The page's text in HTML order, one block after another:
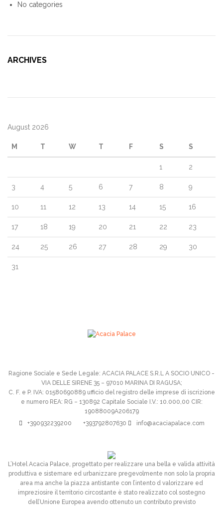
No categories
ARCHIVES
August 2026
M T W T F S S
1 2
3 4 5 6 7 8 9
10 11 12 13 14 15 16
17 18 19 20 21 22 23
24 25 26 27 28 29 30
31
Ragione Sociale e Sede Legale: ACACIA PALACE S.R.L A SOCIO UNICO -
VIA DELLE SIRENE 35 – 97010 MARINA DI RAGUSA;
C. F. e P. IVA: 01580690889 ufficio del registro delle imprese di iscrizione
e numero REA: RG – 130892 Capitale Sociale I.V.: 10.000,00 CIR:
19088009A206179
+390932239200
+393792807630 info@acaciapalace.com
L’Hotel Acacia Palace, progettato per realizzare una bella e valida attività
produttiva e sistemare ed urbanizzare pregevolmente non solo la propria
area ma anche la piazza antistante con l’intento d valorizzare ed
impreziosire il territorio circostante è stato realizzato col sostegno
dell’Unione Europea avendo ottenuto un contributo previsto